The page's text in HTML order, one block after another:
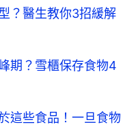
？醫生教你3招緩解
期？雪櫃保存食物4
這些食品！一旦食物